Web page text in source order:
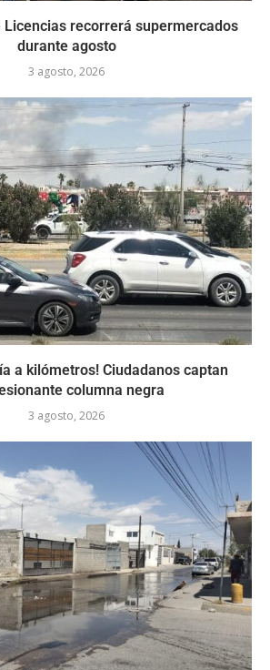
Licencias recorrerá supermercados
durante agosto
3 agosto, 2026
a kilómetros! Ciudadanos captan
columna negra
3 agosto, 2026